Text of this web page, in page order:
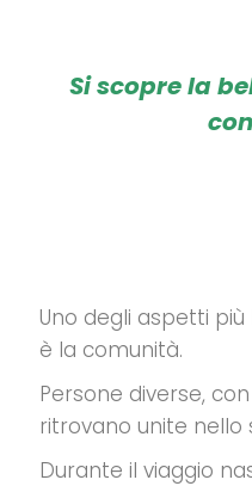
Si scopre la
Uno degli aspetti
è la comunità.
Persone diverse,
ritrovano unite nello
Durante il viaggio